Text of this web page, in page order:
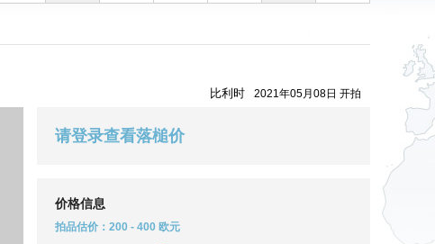
比利时 2021年05月08日 开拍
请登录查看落槌价
价格信息
拍品估价：200 - 400 欧元